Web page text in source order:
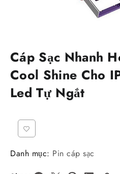
Cáp Sạc Nhanh
Cool Shine Cho
Led Tự Ngắt
Danh mục: Pin cáp sạc